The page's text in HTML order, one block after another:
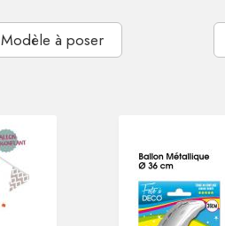
Modèle à poser